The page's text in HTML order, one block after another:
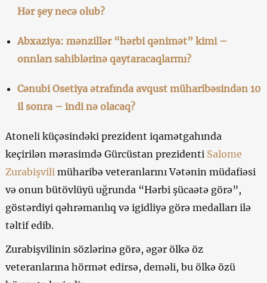
Hər şey necə olub?
Abxaziya: mənzillər “hərbi qənimət” kimi –
onnları sahiblərinə qaytaracaqlarmı?
Cənubi Osetiya ətrafında avqust müharibəsindən 10
il sonra – indi nə olacaq?
Atoneli küçəsindəki prezident iqamətgahında
keçirilən mərasimdə Gürcüstan prezidenti Salome
Zurabişvili müharibə veteranlarını Vətənin müdafiəsi
və onun bütövlüyü uğrunda “Hərbi şücaətə görə”,
göstərdiyi qəhrəmanlıq və igidliyə görə medalları ilə
təltif edib.
Zurabişvilinin sözlərinə görə, əgər ölkə öz
veteranlarına hörmət edirsə, deməli, bu ölkə özü